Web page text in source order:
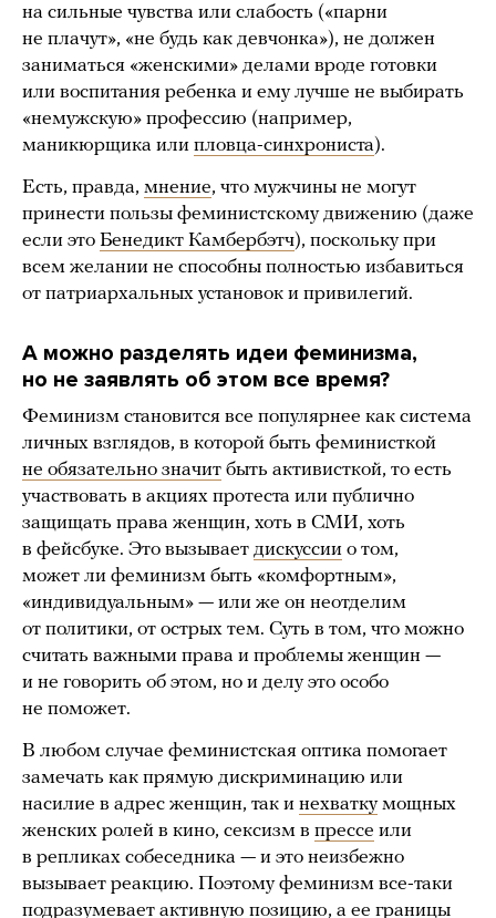
на сильные чувства или слабость («парни
не плачут», «не будь как девчонка»), не должен
заниматься «женскими» делами вроде готовки
или воспитания ребенка и ему лучше не выбирать
«немужскую» профессию (например,
маникюрщика или пловца-синхрониста).
Есть, правда, мнение, что мужчины не могут
принести пользы феминистскому движению (даже
если это Бенедикт Камбербэтч), поскольку при
всем желании не способны полностью избавиться
от патриархальных установок и привилегий.
А можно разделять идеи феминизма,
но не заявлять об этом все время?
Феминизм становится все популярнее как система
личных взглядов, в которой быть феминисткой
не обязательно значит быть активисткой, то есть
участвовать в акциях протеста или публично
защищать права женщин, хоть в СМИ, хоть
в фейсбуке. Это вызывает дискуссии о том,
может ли феминизм быть «комфортным»,
«индивидуальным» — или же он неотделим
от политики, от острых тем. Суть в том, что можно
считать важными права и проблемы женщин —
и не говорить об этом, но и делу это особо
не поможет.
В любом случае феминистская оптика помогает
замечать как прямую дискриминацию или
насилие в адрес женщин, так и нехваткумощных
женских ролей в кино, сексизм в прессе или
в репликах собеседника — и это неизбежно
вызывает реакцию. Поэтому феминизм все-таки
подразумевает активную позицию, а ее границы